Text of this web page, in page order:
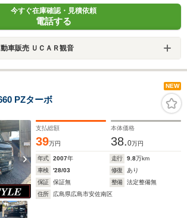
今すぐ在庫確認・見積依頼
電話する
車販売 ＵＣＡＲ観音
NEW
PZターボ
支払総額
39万円
本体価格
38.0万円
年式 2007年 走行 9.8万km
車検
'28/03 修復
あり
保証
保証無 整備
法定整備無
住所
広島県広島市安佐南区